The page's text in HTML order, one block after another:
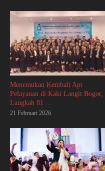
Menemukan Kembali Api
Pelayanan di Kaki Langit Bogor,
Langkah 81 ...
21 Februari 2026